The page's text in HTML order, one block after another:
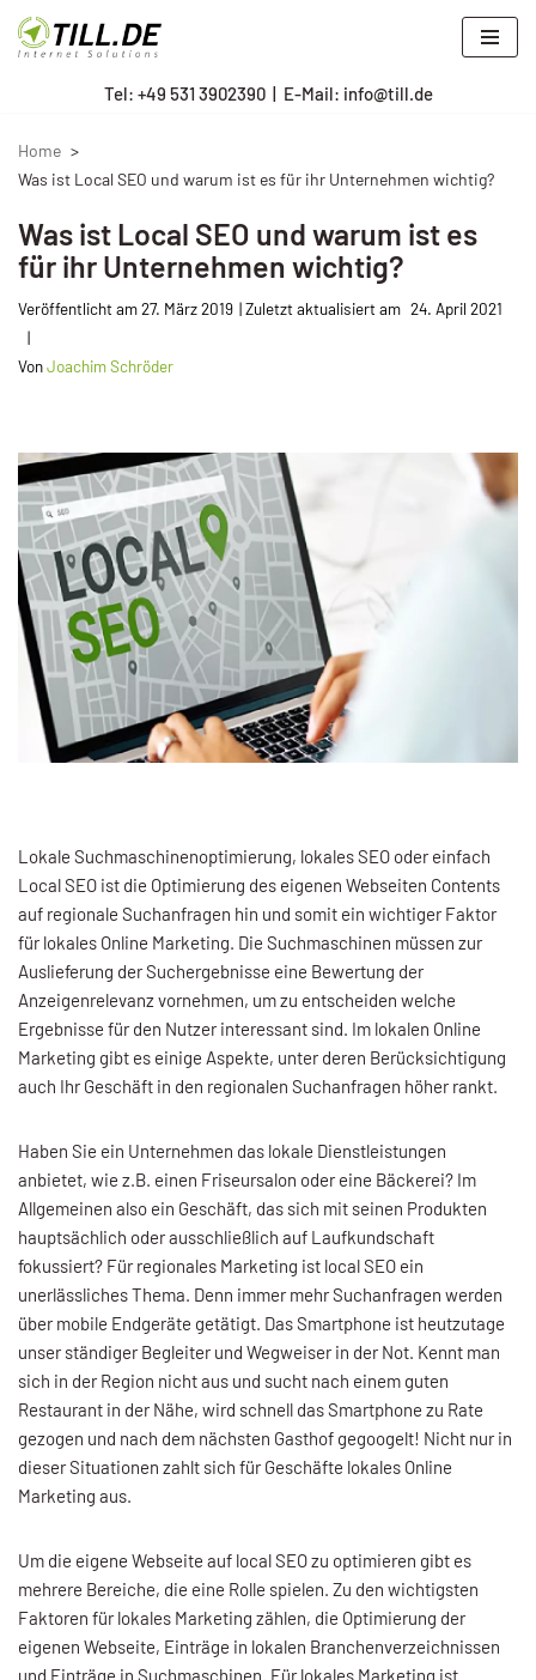
Zum
Tel: +49 531 3902390| E-Mail: info@till.de
Home
Was ist Local SEO und warum ist es für ihr Unternehmen wichtig?
Was ist Local SEO und warum ist es
für ihr Unternehmen wichtig?
Veröffentlicht am27. März 2019 24. April 2021
VonJoachim Schröder
Lokale Suchmaschinenoptimierung, lokales SEO oder einfach
Local SEO ist die Optimierung des eigenen Webseiten Contents
auf regionale Suchanfragen hin und somit ein wichtiger Faktor
für lokales Online Marketing. Die Suchmaschinen müssen zur
Auslieferung der Suchergebnisse eine Bewertung der
Anzeigenrelevanz vornehmen, um zu entscheiden welche
Ergebnisse für den Nutzer interessant sind. Im lokalen Online
Marketing gibt es einige Aspekte, unter deren Berücksichtigung
auch Ihr Geschäft in den regionalen Suchanfragen höher rankt.
Haben Sie ein Unternehmen das lokale Dienstleistungen
anbietet, wie z.B. einen Friseursalon oder eine Bäckerei? Im
Allgemeinen also ein Geschäft, das sich mit seinen Produkten
hauptsächlich oder ausschließlich auf Laufkundschaft
fokussiert? Für regionales Marketing ist local SEO ein
unerlässliches Thema. Denn immer mehr Suchanfragen werden
über mobile Endgeräte getätigt. Das Smartphone ist heutzutage
unser ständiger Begleiter und Wegweiser in der Not. Kennt man
sich in der Region nicht aus und sucht nach einem guten
Restaurant in der Nähe, wird schnell das Smartphone zu Rate
gezogen und nach dem nächsten Gasthof gegoogelt! Nicht nur in
dieser Situationen zahlt sich für Geschäfte lokales Online
Marketing aus.
Um die eigene Webseite auf local SEO zu optimieren gibt es
mehrere Bereiche, die eine Rolle spielen. Zu den wichtigsten
Faktoren für lokales Marketing zählen, die Optimierung der
eigenen Webseite, Einträge in lokalen Branchenverzeichnissen
und Einträge in Suchmaschinen. Für lokales Marketing ist